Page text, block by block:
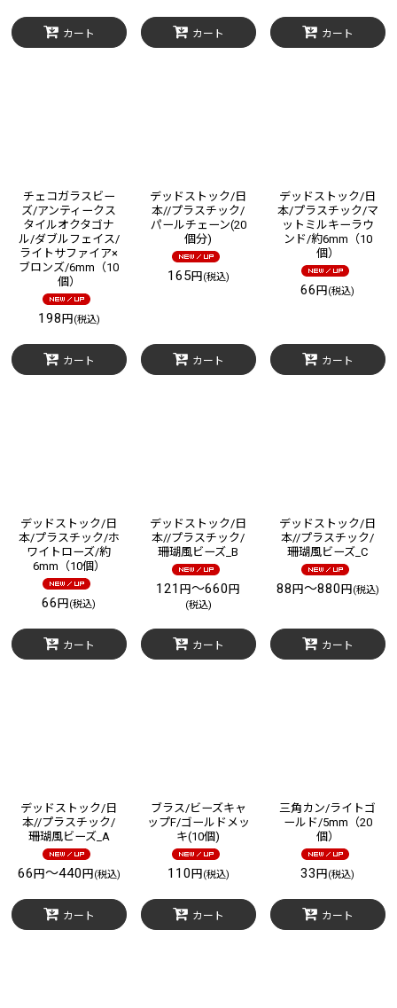
カート カート カート
チェコガラスビー
ズ/アンティークス
タイルオクタゴナ
ル/ダブルフェイス/
ライトサファイア×
ブロンズ/6mm（10
個）
198円(税込)
カート
デッドストック/日
本//プラスチック/
パールチェーン(20
個分)
165円(税込)
カート
デッドストック/日
本/プラスチック/マ
ットミルキーラウ
ンド/約6mm（10
個）
66円(税込)
カート
デッドストック/日
本/プラスチック/ホ
ワイトローズ/約
6mm（10個）
66円(税込)
カート
デッドストック/日
本//プラスチック/
珊瑚風ビーズ_B
121円～660円
(税込)
カート
デッドストック/日
本//プラスチック/
珊瑚風ビーズ_C
88円～880円(税込)
カート
デッドストック/日
本//プラスチック/
珊瑚風ビーズ_A
66円～440円(税込)
カート
ブラス/ビーズキャ
ップF/ゴールドメッ
キ(10個)
110円(税込)
カート
三角カン/ライトゴ
ールド/5mm（20
個）
33円(税込)
カート